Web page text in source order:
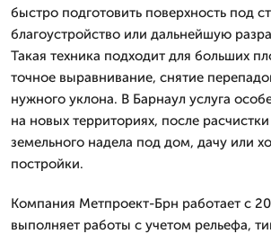
быстро подготовить поверхность под
благоустройство или дальнейшую
Такая техника подходит для больших
точное выравнивание, снятие
нужного уклона. В Барнаул услуга
на новых территориях, после
земельного надела под дом, дачу или
постройки.
Компания Метпроект-Брн работает с
выполняет работы с учетом рельефа,